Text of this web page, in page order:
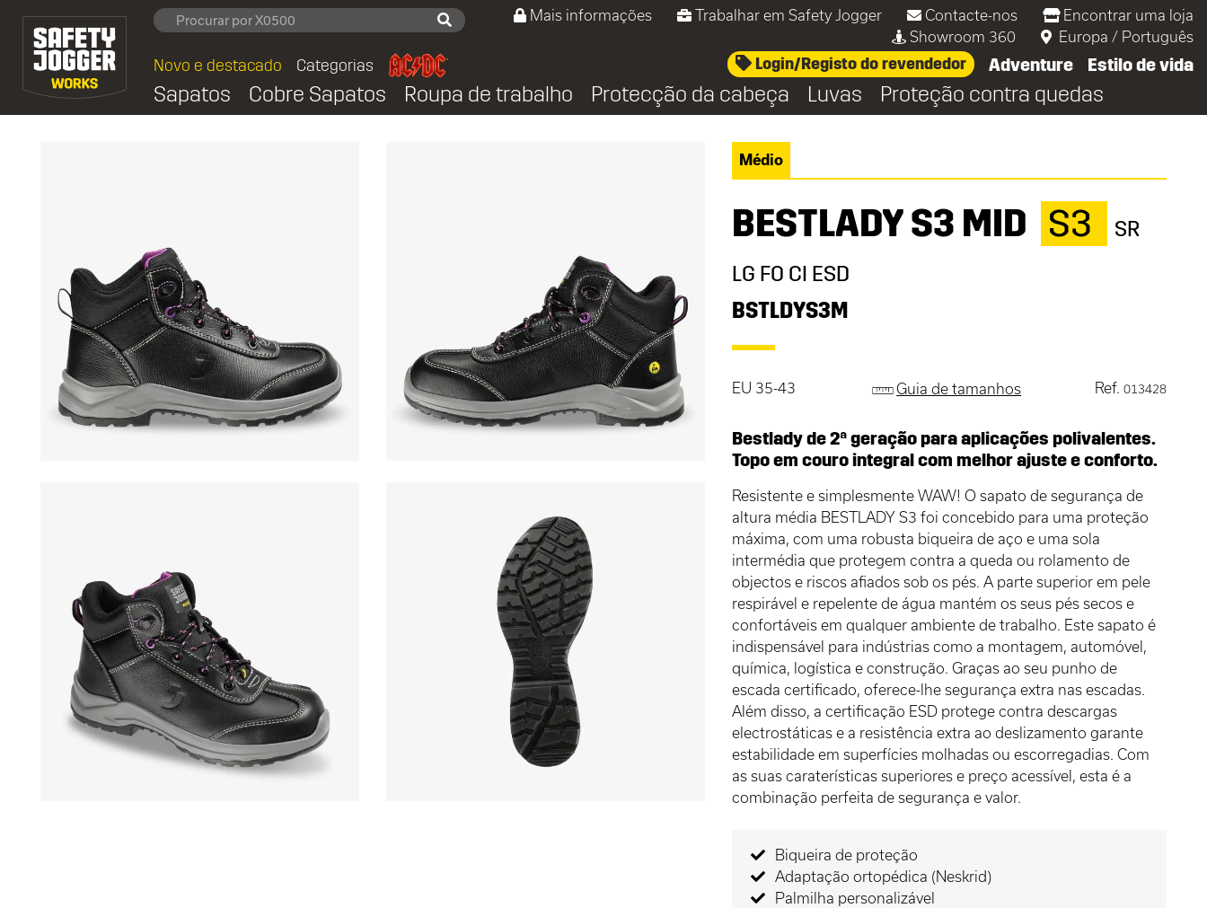
Mais informações Trabalhar em Safety Jogger Contacte-nos
Encontrar uma loja
Showroom 360
Europa / Português
Novo e destacado Categorias Login/Registo do revendedor Adventure Estilo de vida
Sapatos Cobre Sapatos Roupa de trabalho Protecção da cabeça Luvas Proteção contra quedas
Médio
BESTLADY S3 MID S3
SR
LG FO CI ESD
BSTLDYS3M
EU 35-43 Guia de tamanhos Ref. 013428
Bestlady de 2ª geração para aplicações polivalentes.
Topo em couro integral com melhor ajuste e conforto.
Resistente e simplesmente WAW! O sapato de segurança de
altura média BESTLADY S3 foi concebido para uma proteção
máxima, com uma robusta biqueira de aço e uma sola
intermédia que protegem contra a queda ou rolamento de
objectos e riscos afiados sob os pés. A parte superior em pele
respirável e repelente de água mantém os seus pés secos e
confortáveis em qualquer ambiente de trabalho. Este sapato é
indispensável para indústrias como a montagem, automóvel,
química, logística e construção. Graças ao seu punho de
escada certificado, oferece-lhe segurança extra nas escadas.
Além disso, a certificação ESD protege contra descargas
electrostáticas e a resistência extra ao deslizamento garante
estabilidade em superfícies molhadas ou escorregadias. Com
as suas caraterísticas superiores e preço acessível, esta é a
combinação perfeita de segurança e valor.
Biqueira de proteção
Adaptação ortopédica (Neskrid)
Palmilha personalizável